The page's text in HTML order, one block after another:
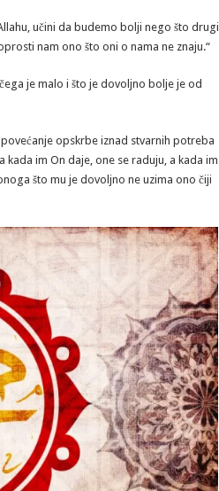
učini da budemo bolji nego što drugi
nam ono što oni o nama ne znaju.“
je malo i što je dovoljno bolje je od
opskrbe iznad stvarnih potreba
im On daje, one se raduju, a kada im
što mu je dovoljno ne uzima ono čiji